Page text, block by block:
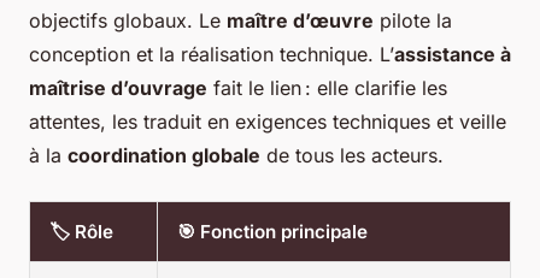
objectifs globaux. Le maître d’œuvre pilote la
conception et la réalisation technique. L’assistance à
maîtrise d’ouvrage fait le lien : elle clarifie les
attentes, les traduit en exigences techniques et veille
à la coordination globale de tous les acteurs.
🏷️ Rôle 🎯 Fonction principale